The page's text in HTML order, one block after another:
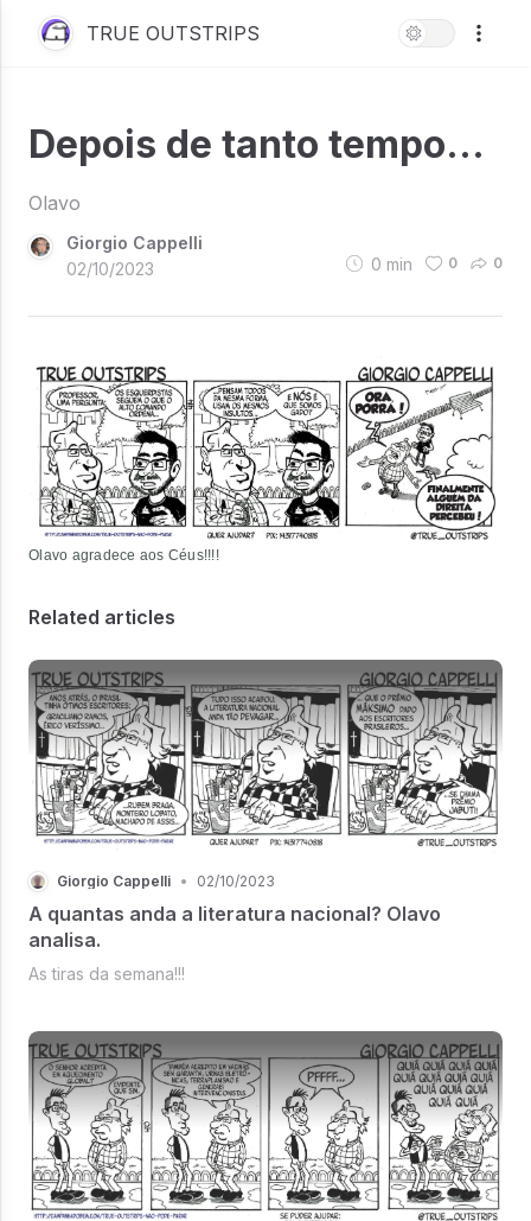
TRUE OUTSTRIPS
Depois de tanto tempo...
Olavo
Giorgio Cappelli
02/10/2023
0 min 0 0
Olavo agradece aos Céus!!!!
Related articles
Giorgio Cappelli • 02/10/2023
A quantas anda a literatura nacional? Olavo
analisa.
As tiras da semana!!!